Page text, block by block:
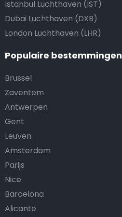
Istanbul Luchthaven (IST)
Dubai Luchthaven (DXB)
London Luchthaven (LHR)
Populaire bestemmingen
Brussel
Zaventem
Antwerpen
Gent
Leuven
Amsterdam
Parijs
Nice
Barcelona
Alicante